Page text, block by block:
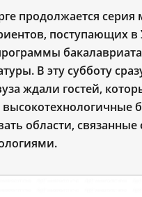
продолжается
поступающих в
бакалавриата
В эту субботу
ждали гостей,
высокотехнологичные
области,